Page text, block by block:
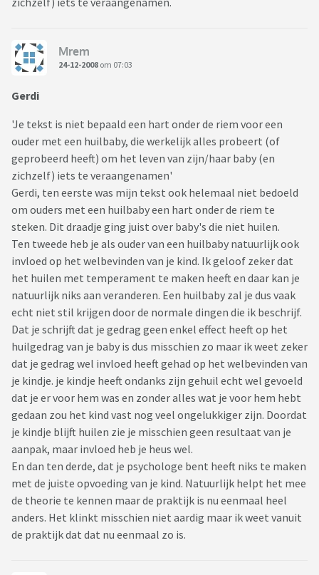
Mrem
24-12-2008 om 07:03
Gerdi
'Je tekst is niet bepaald een hart onder de riem voor een
ouder met een huilbaby, die werkelijk alles probeert (of
geprobeerd heeft) om het leven van zijn/haar baby (en
zichzelf) iets te veraangenamen'
Gerdi, ten eerste was mijn tekst ook helemaal niet bedoeld
om ouders met een huilbaby een hart onder de riem te
steken. Dit draadje ging juist over baby's die niet huilen.
Ten tweede heb je als ouder van een huilbaby natuurlijk ook
invloed op het welbevinden van je kind. Ik geloof zeker dat
het huilen met temperament te maken heeft en daar kan je
natuurlijk niks aan veranderen. Een huilbaby zal je dus vaak
echt niet stil krijgen door de normale dingen die ik beschrijf.
Dat je schrijft dat je gedrag geen enkel effect heeft op het
huilgedrag van je baby is dus misschien zo maar ik weet zeker
dat je gedrag wel invloed heeft gehad op het welbevinden van
je kindje. je kindje heeft ondanks zijn gehuil echt wel gevoeld
dat je er voor hem was en zonder alles wat je voor hem hebt
gedaan zou het kind vast nog veel ongelukkiger zijn. Doordat
je kindje blijft huilen zie je misschien geen resultaat van je
aanpak, maar invloed heb je heus wel.
En dan ten derde, dat je psychologe bent heeft niks te maken
met de juiste opvoeding van je kind. Natuurlijk helpt het mee
de theorie te kennen maar de praktijk is nu eenmaal heel
anders. Het klinkt misschien niet aardig maar ik weet vanuit
de praktijk dat dat nu eenmaal zo is.